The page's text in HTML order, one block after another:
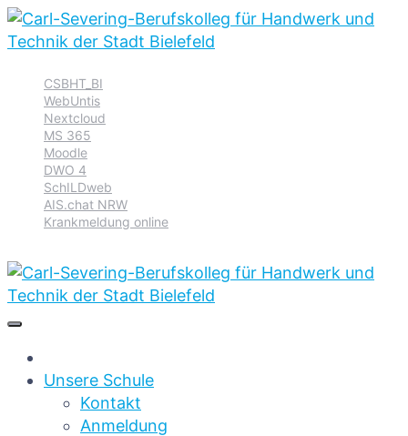
Hauptnavigation
springen
Inhalt
springen
Footer
springen
CSBHT_BI
WebUntis
Nextcloud
MS 365
Moodle
DWO 4
SchILDweb
AIS.chat NRW
Krankmeldung online
Unsere Schule
Kontakt
Anmeldung